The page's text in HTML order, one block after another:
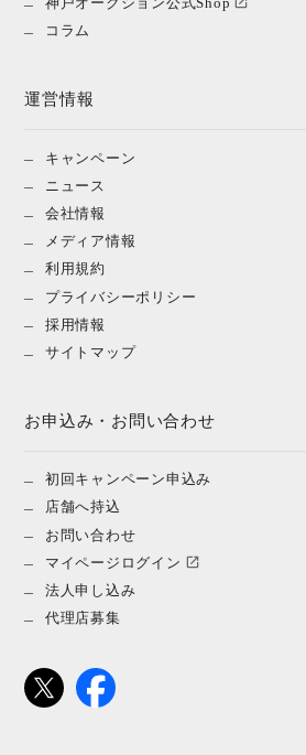
コラム
運営情報
キャンペーン
ニュース
会社情報
メディア情報
利用規約
プライバシーポリシー
採用情報
サイトマップ
お申込み・お問い合わせ
初回キャンペーン申込み
店舗へ持込
お問い合わせ
マイページログイン
法人申し込み
代理店募集